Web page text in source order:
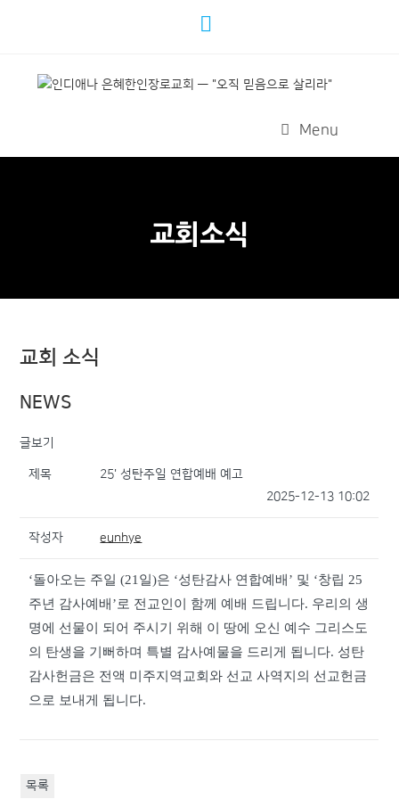
Menu
교회소식
교회 소식
NEWS
글보기
제목
25' 성탄주일 연합예배 예고
2025-12-13 10:02
작성자 eunhye
‘돌아오는 주일 (21일)은 ‘성탄감사 연합예배’ 및 ‘창립 25
주년 감사예배’로 전교인이 함께 예배 드립니다. 우리의 생
명에 선물이 되어 주시기 위해 이 땅에 오신 예수 그리스도
의 탄생을 기뻐하며 특별 감사예물을 드리게 됩니다. 성탄
감사헌금은 전액 미주지역교회와 선교 사역지의 선교헌금
으로 보내게 됩니다.
목록